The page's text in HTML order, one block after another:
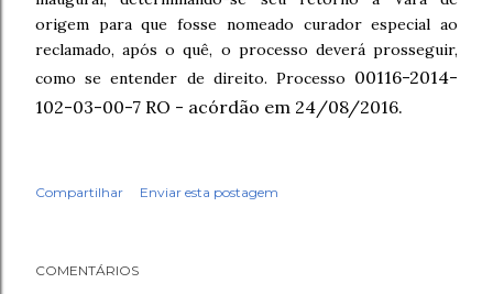
origem para que fosse nomeado curador especial ao
reclamado, após o quê, o processo deverá prosseguir,
como se entender de direito. Processo 00116-2014-
102-03-00-7 RO - acórdão em 24/08/2016.
Compartilhar Enviar esta postagem
COMENTÁRIOS